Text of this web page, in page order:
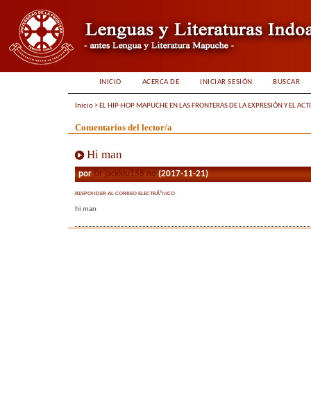
INICIO ACERCA DE INICIAR SESIÓN BUSCAR
Inicio > EL HIP-HOP MAPUCHE EN LAS FRONTERAS DE LA EXPRESIÓN Y EL
Comentarios del lector/a
Hi man
porDr jackkiu158 no(2017-11-21)
RESPONDER AL CORREO ELECTRÃ³NICO
hi man